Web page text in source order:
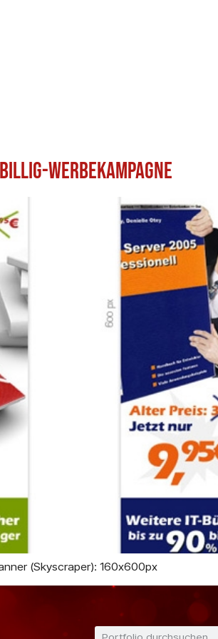
Werbekampagne
(Skyscraper): 160x600px